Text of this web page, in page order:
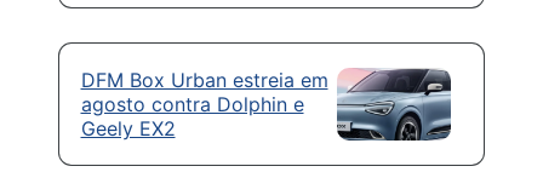
DFM Box Urban estreia em
agosto contra Dolphin e
Geely EX2